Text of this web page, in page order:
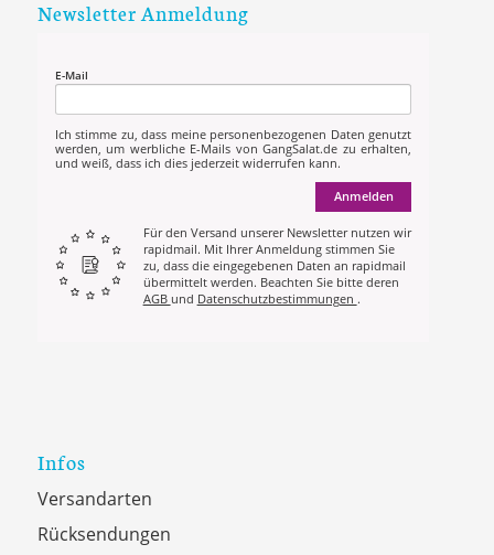
Newsletter Anmeldung
E-Mail
Ich stimme zu, dass meine personenbezogenen Daten genutzt
werden, um werbliche E-Mails von GangSalat.de zu erhalten,
und weiß, dass ich dies jederzeit widerrufen kann.
Anmelden
Für den Versand unserer Newsletter nutzen wir
rapidmail. Mit Ihrer Anmeldung stimmen Sie
zu, dass die eingegebenen Daten an rapidmail
übermittelt werden. Beachten Sie bitte deren
AGB und Datenschutzbestimmungen .
Infos
Versandarten
Rücksendungen